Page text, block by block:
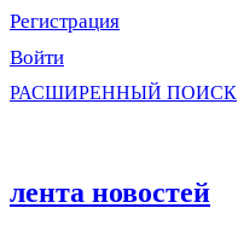
Регистрация
Войти
РАСШИРЕННЫЙ ПОИСК
лента новостей